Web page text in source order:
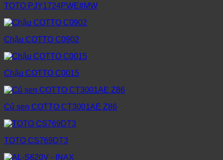
TOTO PJY1724PWE#MW
Chậu COTTO C0902
Chậu COTTO C0015
Củ sen COTTO CT3001AE Z86
TOTO CS769DT3